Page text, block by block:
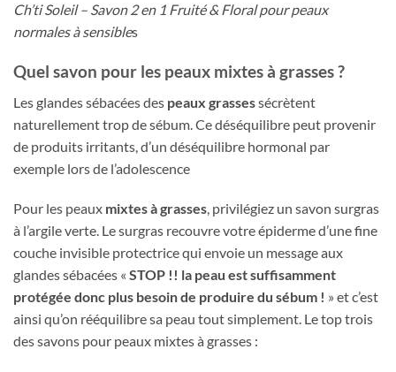
Ch’ti Soleil – Savon 2 en 1 Fruité & Floral pour peaux
normales à sensibles
Quel savon pour les peaux mixtes à grasses ?
Les glandes sébacées des peaux grassessécrètent
naturellement trop de sébum. Ce déséquilibre peut provenir
de produits irritants, d’un déséquilibre hormonal par
exemple lors de l’adolescence
Pour les peaux mixtes à grasses, privilégiez un savon surgras
à l’argile verte. Le surgras recouvre votre épiderme d’une fine
couche invisible protectrice qui envoie un message aux
glandes sébacées « STOP !! la peau est suffisamment
protégée donc plus besoin de produire du sébum ! » et c’est
ainsi qu’on rééquilibre sa peau tout simplement. Le top trois
des savons pour peaux mixtes à grasses :